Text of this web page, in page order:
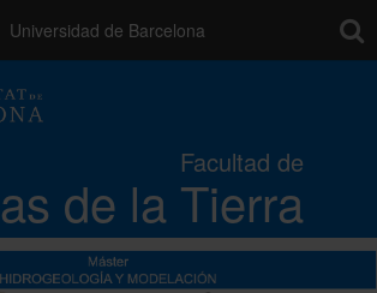
Universidad de Barcelona
Facultad de
de la Tierra
Estudios
Investigación